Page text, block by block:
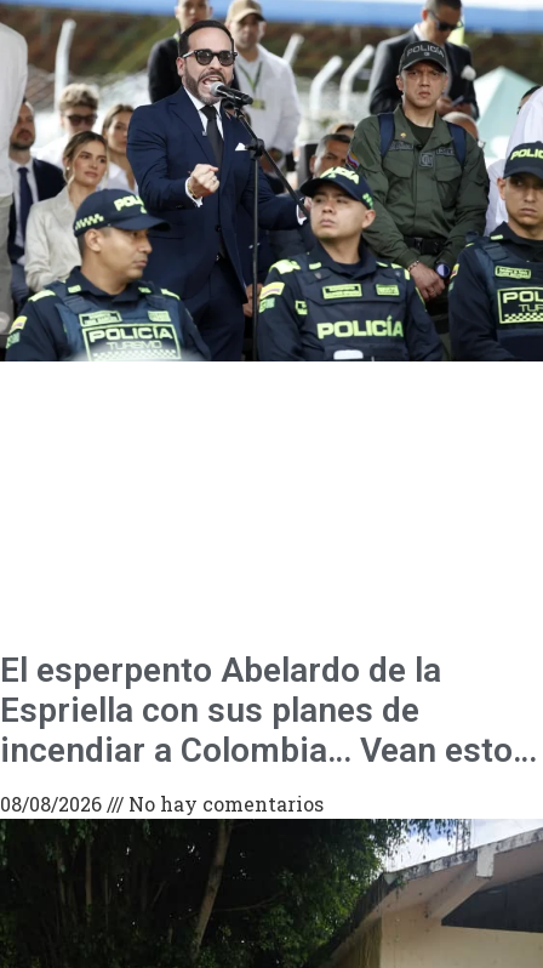
El esperpento Abelardo de la
Espriella con sus planes de
incendiar a Colombia… Vean esto…
08/08/2026 No hay comentarios